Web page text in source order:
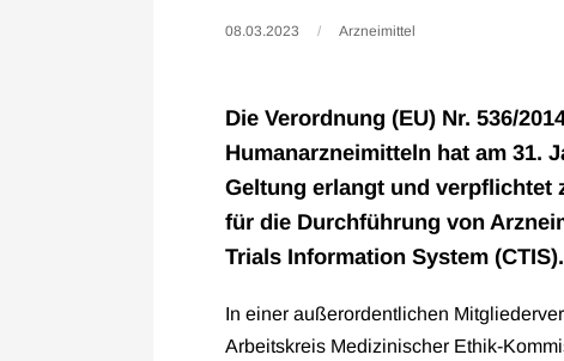
08.03.2023 Arzneimittel
Die Verordnung (EU) Nr. 536/
Humanarzneimitteln hat am 31.
Geltung erlangt und verpflichtet
für die Durchführung von
Trials Information System (CTIS).
In einer außerordentlichen
Arbeitskreis Medizinischer Ethik-